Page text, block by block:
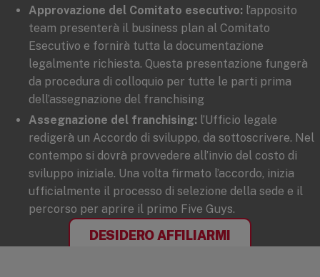
Approvazione del Comitato esecutivo: l’apposito
team presenterà il business plan al Comitato
Esecutivo e fornirà tutta la documentazione
legalmente richiesta. Questa presentazione fungerà
da procedura di colloquio per tutte le parti prima
dell’assegnazione del franchising
Assegnazione del franchising: l’Ufficio legale
redigerà un Accordo di sviluppo, da sottoscrivere. Nel
contempo si dovrà provvedere all’invio del costo di
sviluppo iniziale. Una volta firmato l’accordo, inizia
ufficialmente il processo di selezione della sede e il
percorso per aprire il primo Five Guys.
DESIDERO AFFILIARMI